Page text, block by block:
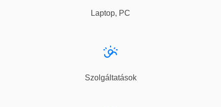
Laptop, PC
Szolgáltatások